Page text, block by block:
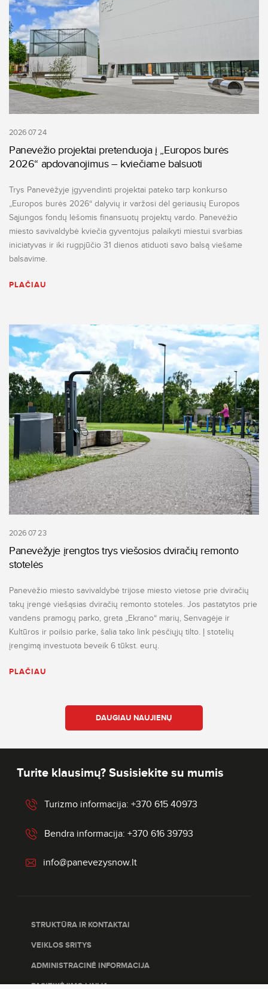
2026 07 24
Panevėžio projektai pretenduoja į „Europos burės
2026“ apdovanojimus – kviečiame balsuoti
Trys Panevėžyje įgyvendinti projektai pateko tarp konkurso
„Europos burės 2026“ dalyvių ir varžosi dėl geriausių Europos
Sąjungos fondų lėšomis finansuotų projektų vardo. Panevėžio
miesto savivaldybė kviečia gyventojus palaikyti miestui svarbias
iniciatyvas ir iki rugpjūčio 31 dienos atiduoti savo balsą viešame
balsavime.
PLAČIAU
2026 07 23
Panevėžyje įrengtos trys viešosios dviračių remonto
stotelės
Panevėžio miesto savivaldybė trijose miesto vietose prie dviračių
takų įrengė viešąsias dviračių remonto stoteles. Jos pastatytos prie
vandens pramogų parko, greta „Ekrano“ marių, Senvagėje ir
Kultūros ir poilsio parke, šalia tako link pėsčiųjų tilto. Į stotelių
įrengimą investuota beveik 6 tūkst. eurų.
PLAČIAU
DAUGIAU NAUJIENŲ
Turite klausimų? Susisiekite su mumis
Turizmo informacija: +370 615 40973
Bendra informacija: +370 616 39793
info@panevezysnow.lt
STRUKTŪRA IR KONTAKTAI
VEIKLOS SRITYS
ADMINISTRACINĖ INFORMACIJA
PASITIKĖJIMO LINIJA